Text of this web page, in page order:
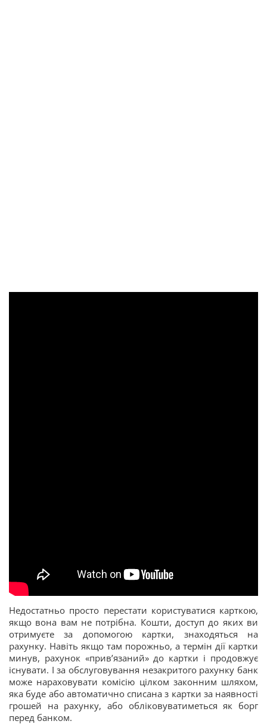
Недостатньо просто перестати користуватися карткою,
якщо вона вам не потрібна. Кошти, доступ до яких ви
отримуєте за допомогою картки, знаходяться на
рахунку. Навіть якщо там порожньо, а термін дії картки
минув, рахунок «прив’язаний» до картки і продовжує
існувати. І за обслуговування незакритого рахунку банк
може нараховувати комісію цілком законним шляхом,
яка буде або автоматично списана з картки за наявності
грошей на рахунку, або обліковуватиметься як борг
перед банком.